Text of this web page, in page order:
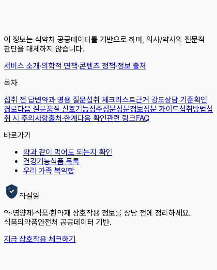
이 정보는 식약처 공공데이터를 기반으로 하며, 의사/약사의 전문적
판단을 대체하지 않습니다.
서비스 소개·의학적 면책·콘텐츠 정책·정보 출처
목차
섭취 전 답변약과 병용 질문섭취 체크리스트근거 강도상담 기준확인
경로다음 질문품질 신호기능성주성분성분정보성분 가이드섭취방법섭
취 시 주의사항출처·한계다음 확인관련 링크FAQ
바로가기
약과 같이 먹어도 되는지 확인
건강기능식품 목록
우리 가족 복약함
약잘알
약·영양제·식품·한약재 상호작용 정보를 상담 전에 정리하세요.
식품의약품안전처 공공데이터 기반.
지금 상호작용 체크하기